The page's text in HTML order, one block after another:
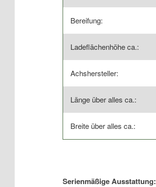
Bereifung:
Ladeflächenhöhe ca.:
Achshersteller:
Länge über alles ca.:
Breite über alles ca.:
Serienmäßige Ausstattung: